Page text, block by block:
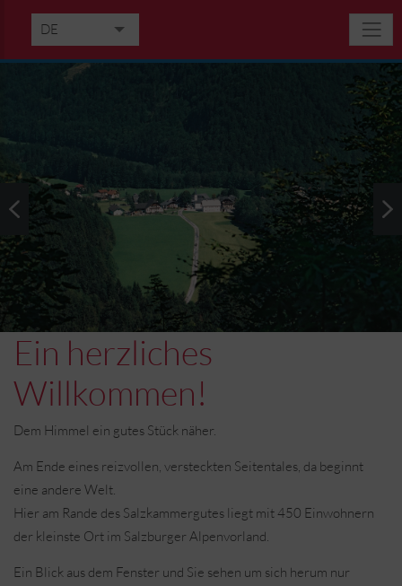
DE
EN
RU
Ein herzliches
Willkommen!
Dem Himmel ein gutes Stück näher.
Am Ende eines reizvollen, versteckten Seitentales, da beginnt
eine andere Welt.
Hier am Rande des Salzkammergutes liegt mit 450 Einwohnern
der kleinste Ort im Salzburger Alpenvorland.
Ein Blick aus dem Fenster und Sie sehen um sich herum nur